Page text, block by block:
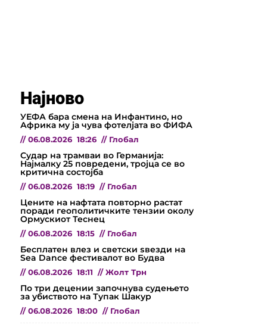
Најново
УЕФА бара смена на Инфантино, но
Африка му ја чува фотелјата во ФИФА
// 06.08.2026 18:26 // Глобал
Судар на трамваи во Германија:
Најмалку 25 повредени, тројца се во
критична состојба
// 06.08.2026 18:19 // Глобал
Цените на нафтата повторно растат
поради геополитичките тензии околу
Ормускиот Теснец
// 06.08.2026 18:15 // Глобал
Бесплатен влез и светски ѕвезди на
Sea Dance фестивалот во Будва
// 06.08.2026 18:11 // Жолт Трн
По три децении започнува судењето
за убиството на Тупак Шакур
// 06.08.2026 18:00 // Глобал